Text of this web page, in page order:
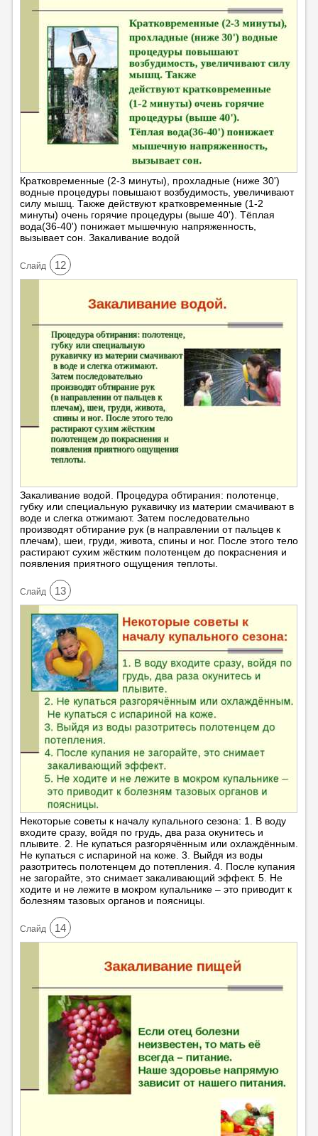
Кратковременные (2-3 минуты), прохладные (ниже 30')
водные процедуры повышают возбудимость, увеличивают
силу мышц. Также действуют кратковременные (1-2
минуты) очень горячие процедуры (выше 40'). Тёплая
вода(36-40') понижает мышечную напряженность,
вызывает сон. Закаливание водой
Cлайд 12
Закаливание водой. Процедура обтирания: полотенце,
губку или специальную рукавичку из материи смачивают в
воде и слегка отжимают. Затем последовательно
производят обтирание рук (в направлении от пальцев к
плечам), шеи, груди, живота, спины и ног. После этого тело
растирают сухим жёстким полотенцем до покраснения и
появления приятного ощущения теплоты.
Cлайд 13
Некоторые советы к началу купального сезона: 1. В воду
входите сразу, войдя по грудь, два раза окунитесь и
плывите. 2. Не купаться разгорячённым или охлаждённым.
Не купаться с испариной на коже. 3. Выйдя из воды
разотритесь полотенцем до потепления. 4. После купания
не загорайте, это снимает закаливающий эффект. 5. Не
ходите и не лежите в мокром купальнике – это приводит к
болезням тазовых органов и поясницы.
Cлайд 14